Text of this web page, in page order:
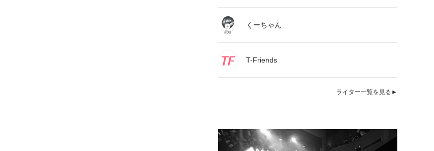
くーちゃん
T-Friends
ライター一覧を見る►